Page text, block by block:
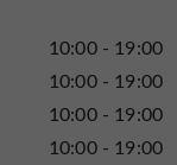
10:00 - 19:00
10:00 - 19:00
10:00 - 19:00
10:00 - 19:00